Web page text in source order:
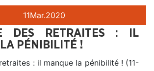
11Mar.2020
DES RETRAITES : IL
PÉNIBILITÉ !
: il manque la pénibilité ! (11-